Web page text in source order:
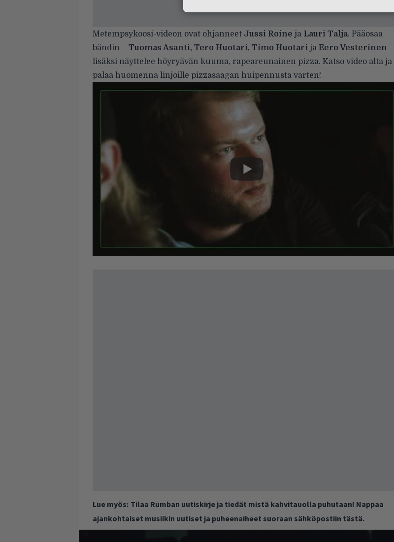
Metempsykoosi-videon ovat ohjanneet Jussi Roine ja Lauri Talja. Pääosaa
bändin – Tuomas Asanti, Tero Huotari, Timo Huotari ja Eero Vesterinen –
lisäksi näyttelee höyryävän kuuma, rapeareunainen pizza. Katso video alta ja
palaa huomenna linjoille pizzasaagan huipennusta varten!
Lue myös: Tilaa Rumban uutiskirje ja tiedät mistä kahvitauolla puhutaan! Nappaa
ajankohtaiset musiikin uutiset ja puheenaiheet suoraan sähköpostiin tästä.